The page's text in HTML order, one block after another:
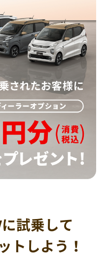
試乗して
トしよう！